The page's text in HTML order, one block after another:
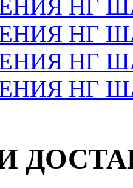
НГ
НГ
НГ
НГ